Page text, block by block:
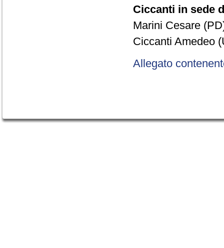
Ciccanti in sede
Marini Cesare
Ciccanti Amedeo
Allegato